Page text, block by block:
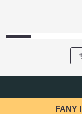
FANY